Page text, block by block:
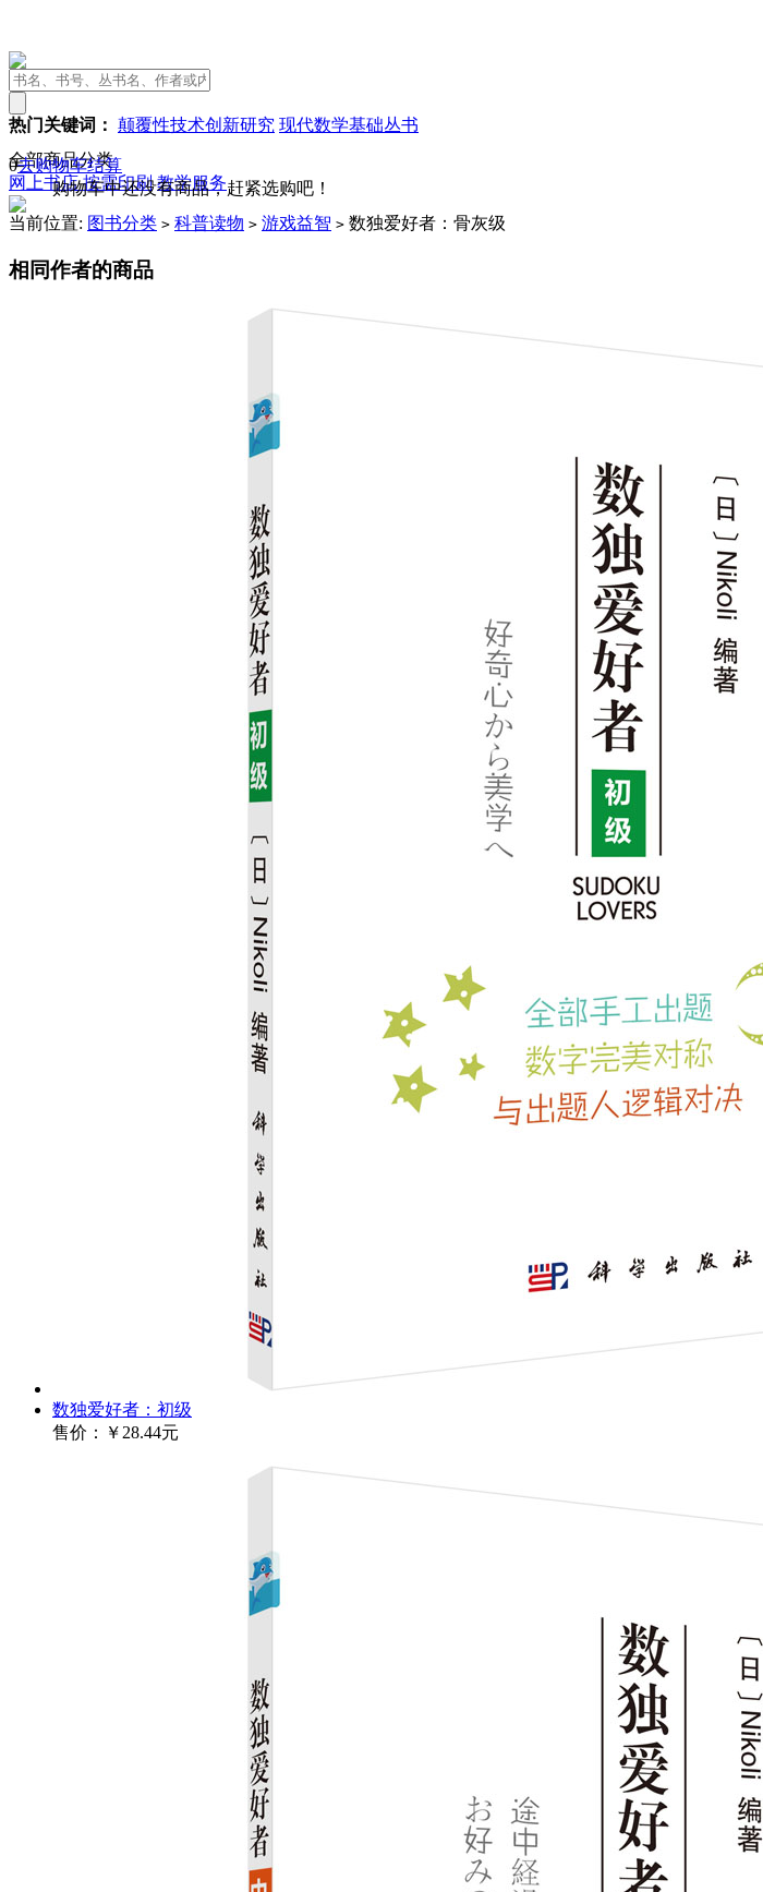
热门关键词： 颠覆性技术创新研究 现代数学基础丛书
0去购物车结算
购物车中还没有商品，赶紧选购吧！
全部商品分类
网上书店按需印刷 教学服务
当前位置: 图书分类 > 科普读物 > 游戏益智 > 数独爱好者：骨灰级
相同作者的商品
数独爱好者：初级
售价：
￥28.44元